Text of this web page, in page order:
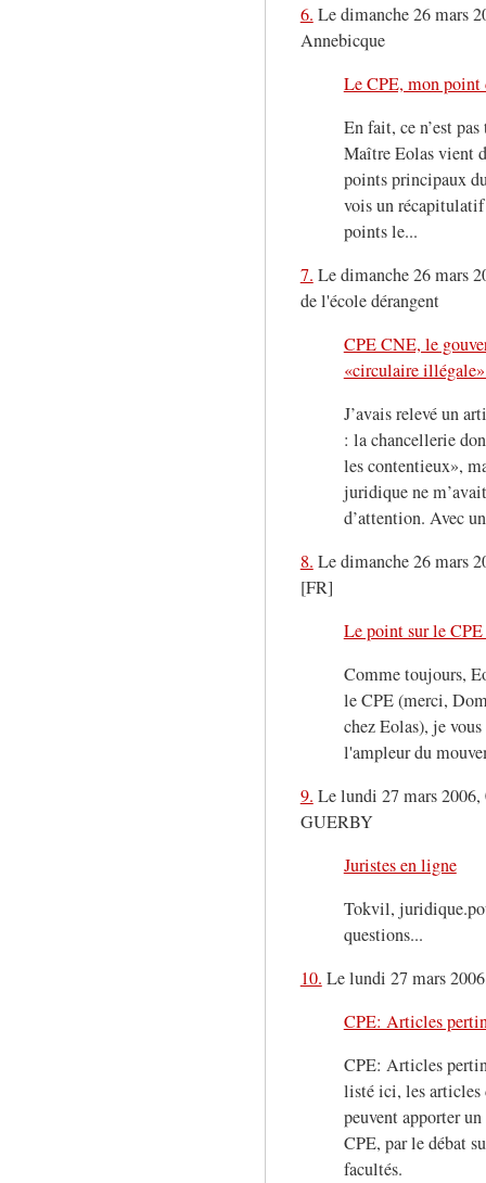
6. Le dimanche 26 mars
Annebicque
Le CPE, mon point
En fait, ce n’est
Maître Eolas vient
points principaux
vois un
points le...
7. Le dimanche 26 mars
de l'école dérangent
CPE CNE, le
«circulaire
J’avais relevé un
: la chancellerie
les contentieux»,
juridique ne
d’attention. Avec
8. Le dimanche 26 mars
[FR]
Le point sur le CPE
Comme toujours,
le CPE (merci,
chez Eolas), je
l'ampleur du
9. Le lundi 27 mars
GUERBY
Juristes en ligne
Tokvil,
questions...
10. Le lundi 27 mars
CPE: Articles
CPE: Articles
listé ici, les articles
peuvent apporter
CPE, par le débat
facultés.